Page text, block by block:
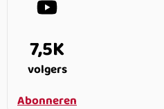
7,5K
volgers
Abonneren